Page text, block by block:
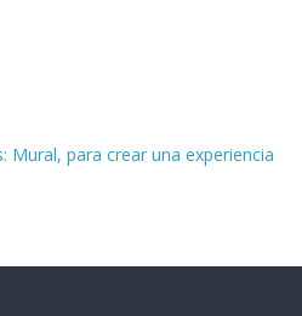
Mural, para crear una experiencia